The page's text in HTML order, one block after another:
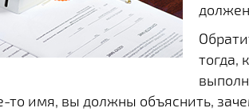
тогда,
имя, вы должны объяснить,